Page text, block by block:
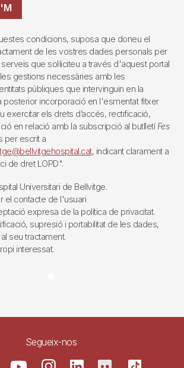
condicions, suposa que doneu el
de les vostres dades personals per
que sol·liciteu a través d'aquest portal
gestions necessàries amb les
públiques que intervinguin en la
posterior incorporació en l'esmentat fitxer
exercitar els drets d’accés, rectificació,
en relació amb la subscripció al butlletí Fes
per escrit a
, indicant clarament a
de dret LOPD".
Universitari de Bellvitge.
el contacte de l'usuari
expresa de la política de privacitat.
supresió i portabilitat de les dades,
seu tractament.
interessat.
Segueix-nos